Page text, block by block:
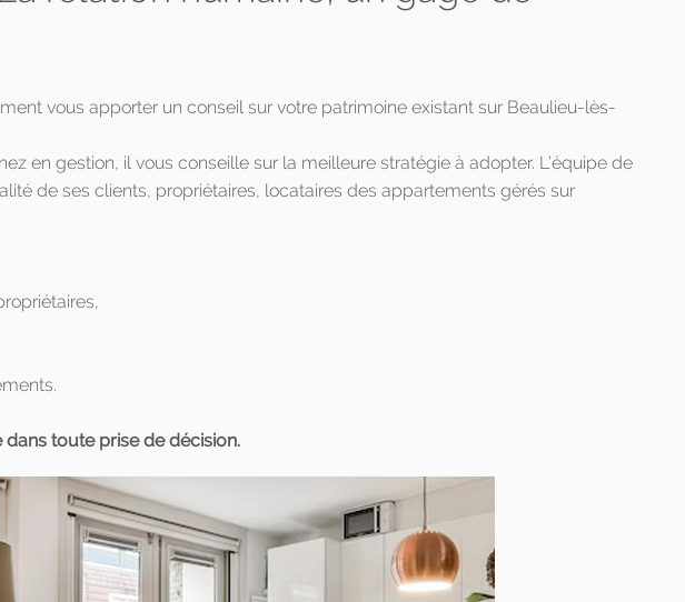
vous apporter un conseil sur votre patrimoine existant sur Beaulieu-lès-
en gestion, il vous conseille sur la meilleure stratégie à adopter. L’équipe de
de ses clients, propriétaires, locataires des appartements gérés sur
toute prise de décision.